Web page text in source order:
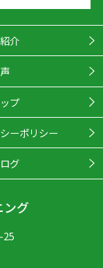
介
プ
ーポリシー
グ
ング
25